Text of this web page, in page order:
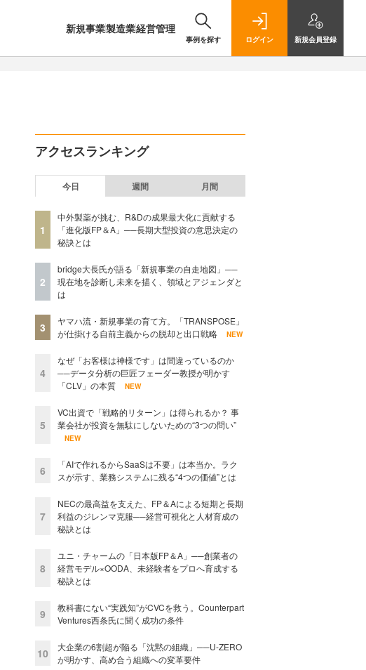
新規事業製造業経営管理
事例を探す ログイン 新規会員登録
アクセスランキング
今日 週間 月間
1
中外製薬が挑む、R&Dの成果最大化に貢献する
「進化版FP＆A」──長期大型投資の意思決定の
秘訣とは
2
bridge大長氏が語る「新規事業の自走地図」──
現在地を診断し未来を描く、領域とアジェンダと
は
3
ヤマハ流・新規事業の育て方。「TRANSPOSE」
が仕掛ける自前主義からの脱却と出口戦略
NEW
4
なぜ「お客様は神様です」は間違っているのか
──データ分析の巨匠フェーダー教授が明かす
「CLV」の本質
NEW
5
VC出資で「戦略的リターン」は得られるか？ 事
業会社が投資を無駄にしないための“3つの問い”
NEW
6
「AIで作れるからSaaSは不要」は本当か。ラク
スが示す、業務システムに残る“4つの価値”とは
7
NECの最高益を支えた、FP＆Aによる短期と長期
利益のジレンマ克服──経営可視化と人材育成の
秘訣とは
8
ユニ・チャームの「日本版FP＆A」──創業者の
経営モデル×OODA、未経験者をプロへ育成する
秘訣とは
9
教科書にない“実践知”がCVCを救う。Counterpart
Ventures西条氏に聞く成功の条件
10
大企業の6割超が陥る「沈黙の組織」──U-ZERO
が明かす、高め合う組織への変革要件